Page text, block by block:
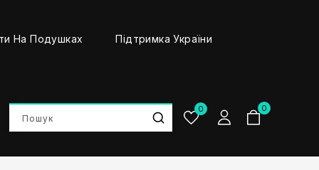
На Подушках Підтримка України
0
0